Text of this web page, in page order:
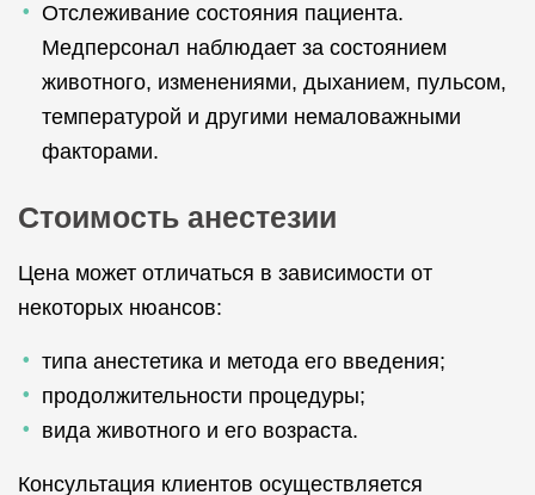
Отслеживание состояния пациента.
Медперсонал наблюдает за состоянием
животного, изменениями, дыханием, пульсом,
температурой и другими немаловажными
факторами.
Стоимость анестезии
Цена может отличаться в зависимости от
некоторых нюансов:
типа анестетика и метода его введения;
продолжительности процедуры;
вида животного и его возраста.
Консультация клиентов осуществляется